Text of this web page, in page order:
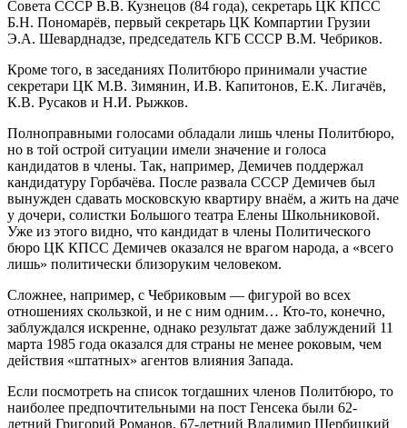
Совета СССР В.В. Кузнецов (84 года), секретарь ЦК КПСС
Б.Н. Пономарёв, первый секретарь ЦК Компартии Грузии
Э.А. Шеварднадзе, председатель КГБ СССР В.М. Чебриков.
Кроме того, в заседаниях Политбюро принимали участие
секретари ЦК М.В. Зимянин, И.В. Капитонов, Е.К. Лигачёв,
К.В. Русаков и Н.И. Рыжков.
Полноправными голосами обладали лишь члены Политбюро,
но в той острой ситуации имели значение и голоса
кандидатов в члены. Так, например, Демичев поддержал
кандидатуру Горбачёва. После развала СССР Демичев был
вынужден сдавать московскую квартиру внаём, а жить на даче
у дочери, солистки Большого театра Елены Школьниковой.
Уже из этого видно, что кандидат в члены Политического
бюро ЦК КПСС Демичев оказался не врагом народа, а «всего
лишь» политически близоруким человеком.
Сложнее, например, с Чебриковым — фигурой во всех
отношениях скользкой, и не с ним одним… Кто-то, конечно,
заблуждался искренне, однако результат даже заблуждений 11
марта 1985 года оказался для страны не менее роковым, чем
действия «штатных» агентов влияния Запада.
Если посмотреть на список тогдашних членов Политбюро, то
наиболее предпочтительными на пост Генсека были 62-
летний Григорий Романов, 67-летний Владимир Щербицкий